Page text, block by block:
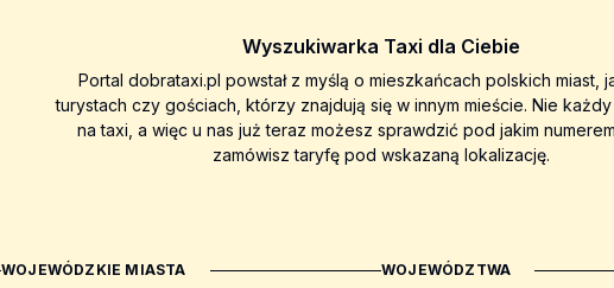
Wyszukiwarka Taxi dla Ciebie
Portal dobrataxi.pl powstał z myślą o mieszkańcach polskich miast,
turystach czy gościach, którzy znajdują się w innym mieście. Nie
na taxi, a więc u nas już teraz możesz sprawdzić pod jakim
zamówisz taryfę pod wskazaną lokalizację.
WOJEWÓDZKIE MIASTA WOJEWÓDZTWA